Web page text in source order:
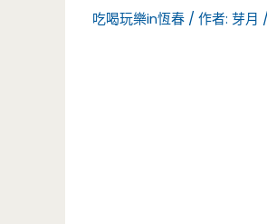
吃喝玩樂in恆春 / 作者: 芽月 /